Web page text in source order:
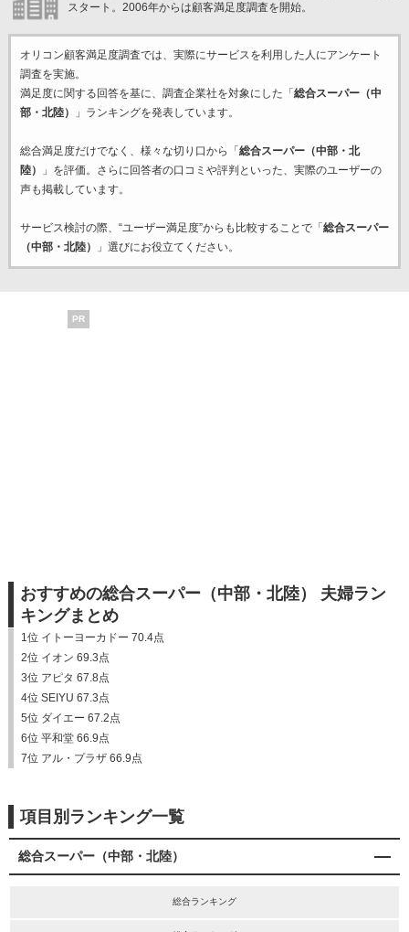
スタート。2006年からは顧客満足度調査を開始。
オリコン顧客満足度調査では、実際にサービスを利用した 人にアンケート
調査を実施。
満足度に関する回答を基に、調査企業社を対象にした「 総合スーパー（中
部・北陸）
」ランキングを発表しています。
総合満足度だけでなく、様々な切り口から「 総合スーパー（中部・北
陸）
」を評価。さらに回答者の口コミや評判といった、実際のユーザーの
声も掲載しています。
サービス検討の際、“ユーザー満足度”からも比較することで「 総合スーパー
（中部・北陸）
」選びにお役立てください。
PR
おすすめの総合スーパー（中部・北陸） 夫婦ラン
キングまとめ
1位 イトーヨーカドー 70.4点
2位 イオン 69.3点
3位 アピタ 67.8点
4位 SEIYU 67.3点
5位 ダイエー 67.2点
6位 平和堂 66.9点
7位 アル・プラザ 66.9点
項目別ランキング一覧
総合スーパー（中部・北陸）
総合ランキング